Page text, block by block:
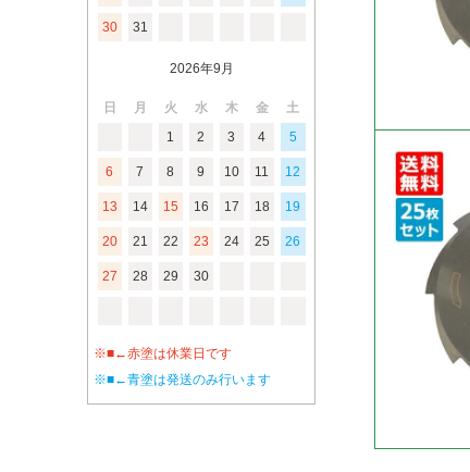
30 31
2026年9月
日 月 火 水 木 金
土
1
2 3 4 5
6 7 8 9 10 11 12
13 14 15 16 17 18 19
20 21 22 23 24 25 26
27 28 29 30
※■←赤塗は休業日です
※■←青塗は発送のみ行います